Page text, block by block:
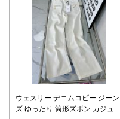
ウェスリー デニムコピー ジーン
ズ ゆったり 筒形ズボン カジュア